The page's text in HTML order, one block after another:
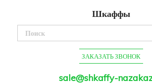
Шкаффы
ЗАКАЗАТЬ ЗВОНОК
sale@shkaffy-